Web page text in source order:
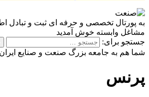
به پورتال تخصصی و حرفه ای ثبت و تبادل
مشاغل وابسته خوش آمدید
جستجو برای:
شما هم به جامعه بزرگ صنعت و صنایع ایران
پرنس